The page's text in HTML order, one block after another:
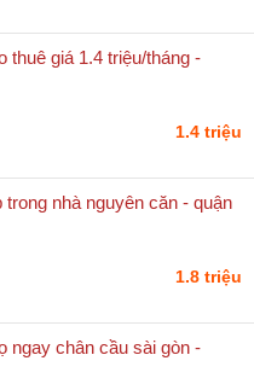
thuê giá 1.4 triệu/tháng -
1.4 triệu
nhà nguyên căn - quận
1.8 triệu
ngay chân cầu sài gòn -